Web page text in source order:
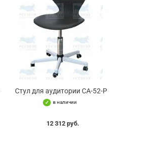
Стул для аудитории СА-52-Р
в наличии
12 312 руб.